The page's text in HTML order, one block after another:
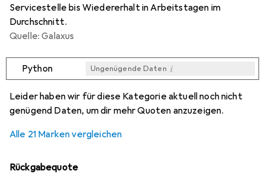
Servicestelle bis Wiedererhalt in Arbeitstagen im
Durchschnitt.
Quelle: Galaxus
Python Ungenügende Daten i
Leider haben wir für diese Kategorie aktuell noch nicht
genügend Daten, um dir mehr Quoten anzuzeigen.
Alle 21 Marken vergleichen
Rückgabequote